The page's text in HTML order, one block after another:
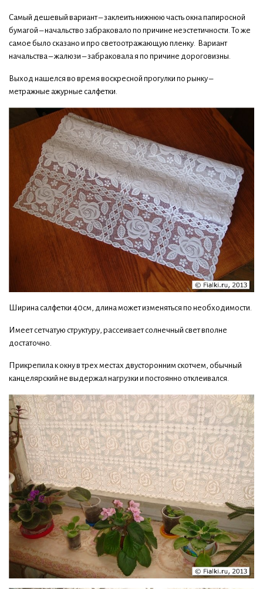
Самый дешевый вариант – заклеить нижнюю часть окна папиросной
бумагой – начальство забраковало по причине неэстетичности. То же
самое было сказано и про светоотражающую пленку. Вариант
начальства – жалюзи – забраковала я по причине дороговизны.
Выход нашелся во время воскресной прогулки по рынку –
метражные ажурные салфетки.
Ширина салфетки 40см, длина может изменяться по необходимости.
Имеет сетчатую структуру, рассеивает солнечный свет вполне
достаточно.
Прикрепила к окну в трех местах двусторонним скотчем, обычный
канцелярский не выдержал нагрузки и постоянно отклеивался.